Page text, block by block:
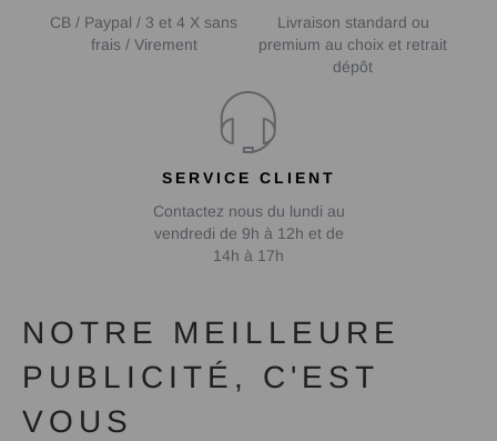
CB / Paypal / 3 et 4 X sans
frais / Virement
Livraison standard ou
premium au choix et retrait
dépôt
SERVICE CLIENT
Contactez nous du lundi au
vendredi de 9h à 12h et de
14h à 17h
NOTRE MEILLEURE
PUBLICITÉ, C'EST
VOUS